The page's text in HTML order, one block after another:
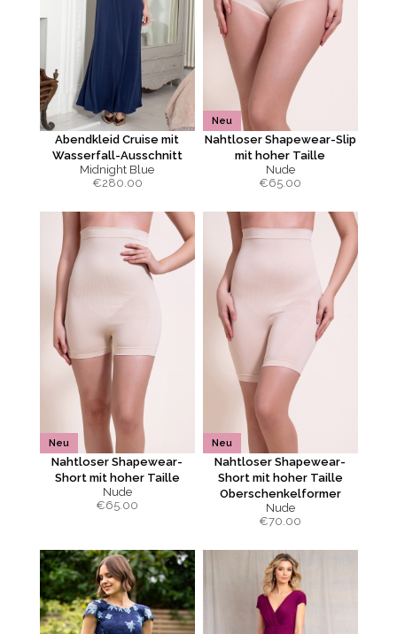
Abendkleid Cruise mit
Wasserfall-Ausschnitt
Midnight Blue
€280.00
Neu
Nahtloser Shapewear-Slip
mit hoher Taille
Nude
€65.00
Neu
Nahtloser Shapewear-
Short mit hoher Taille
Nude
€65.00
Neu
Nahtloser Shapewear-
Short mit hoher Taille
Oberschenkelformer
Nude
€70.00